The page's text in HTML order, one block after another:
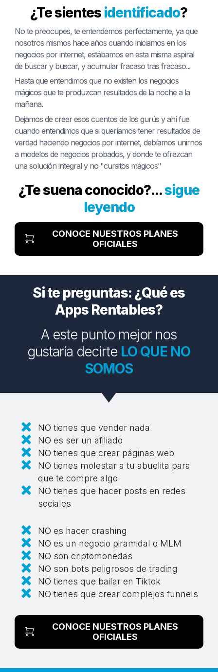
¿Te sientes identificado?
No te preocupes, te entendemos perfectamente, ya que
nosotros mismos hace años cuando iniciamos en los
negocios por internet, estábamos en esta misma espiral
de buscar y buscar, y acumular fracaso tras fracaso...
Hasta que entendimos que no existen los negocios
mágicos que te produzcan resultados de la noche a la
mañana.
Dejamos de creer esos cuentos de los gurús y ahí fue
cuando entendimos que si queríamos tener resultados de
verdad haciendo negocios por internet, debíamos unirnos
a modelos de negocios probados, y donde te ofrezcan
una solución integral y no "cursitos mágicos"
¿Te suena conocido?...sigue
leyendo
CONOCE NUESTROS PLANES
OFICIALES
Si te preguntas: ¿Qué es
Apps Rentables?
A este punto mejor nos
gustaría decirte LO QUE NO
SOMOS
NO tienes que vender nada
NO es ser un afiliado
NO tienes que crear páginas web
NO tienes molestar a tu abuelita para
que te compre algo
NO tienes que hacer posts en redes
sociales
NO es hacer crashing
NO es un negocio piramidal o MLM
NO son criptomonedas
NO son bots peligrosos de trading
NO tienes que bailar en Tiktok
NO tienes que crear complejos funnels
CONOCE NUESTROS PLANES
OFICIALES